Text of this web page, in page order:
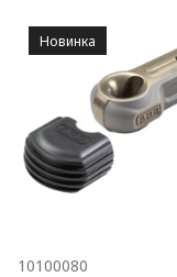
10100080
Новинка